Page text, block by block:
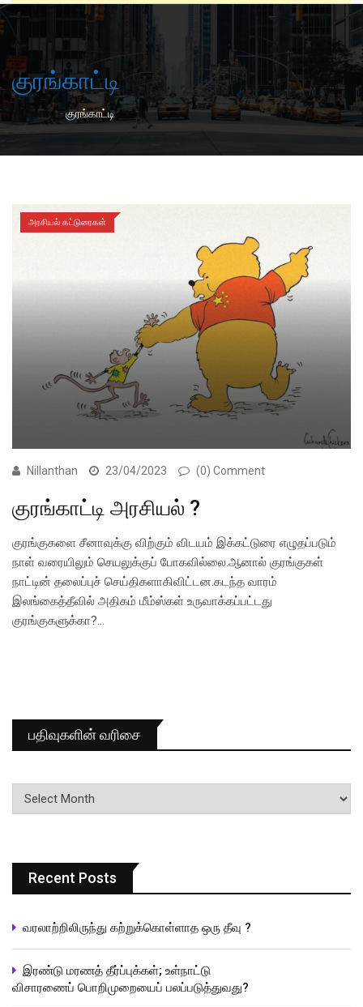
குரங்காட்டி
Home-குரங்காட்டி
அரசியல் கட்டுரைகள்
Nillanthan 23/04/2023 (0) Comment
குரங்காட்டி அரசியல் ?
குரங்குகளை சீனாவுக்கு விற்கும் விடயம் இக்கட்டுரை எழுதப்படும்
நாள் வரையிலும் செயலுக்குப் போகவில்லை.ஆனால் குரங்குகள்
நாட்டின் தலைப்புச் செய்திகளாகிவிட்டன.கடந்த வாரம்
இலங்கைத்தீவில் அதிகம் மீம்ஸ்கள் உருவாக்கப்பட்டது
குரங்குகளுக்கா?…
பதிவுகளின் வரிசை
பதிவுகளின்
வரிசை
Recent Posts
வரலாற்றிலிருந்து கற்றுக்கொள்ளாத ஒரு தீவு ?
இரண்டு மரணத் தீர்ப்புக்கள்; உள்நாட்டு
விசாரணைப் பொறிமுறையைப் பலப்படுத்துவது?